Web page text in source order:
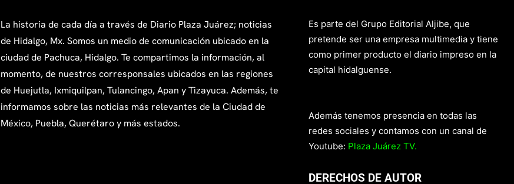
La historia de cada día a través de Diario Plaza Juárez; noticias
de Hidalgo, Mx. Somos un medio de comunicación ubicado en la
ciudad de Pachuca, Hidalgo. Te compartimos la información, al
momento, de nuestros corresponsales ubicados en las regiones
de Huejutla, Ixmiquilpan, Tulancingo, Apan y Tizayuca. Además, te
informamos sobre las noticias más relevantes de la Ciudad de
México, Puebla, Querétaro y más estados.
Es parte del Grupo Editorial Aljibe, que
pretende ser una empresa multimedia y tiene
como primer producto el diario impreso en la
capital hidalguense.
Además tenemos presencia en todas las
redes sociales y contamos con un canal de
Youtube: Plaza Juárez TV.
DERECHOS DE AUTOR